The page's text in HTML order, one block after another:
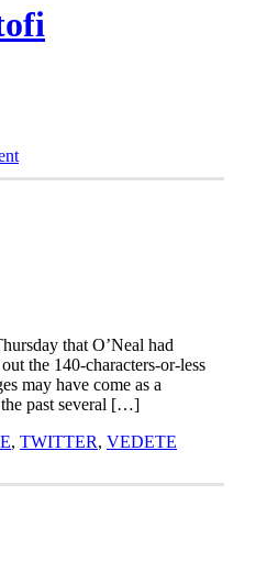
that O’Neal had
the 140-characters-or-less
may have come as a
the past several […]
, TWITTER, VEDETE